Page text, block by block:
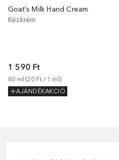
Goat's Milk Hand Cream
Kézkrém
1 590 Ft
80 ml (20 Ft / 1 ml )
AJÁNDÉKAKCIÓ